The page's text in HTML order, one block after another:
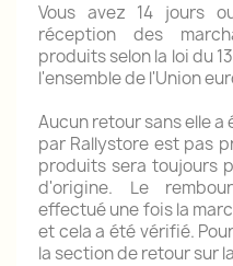
Vous avez 14 jours
réception des
produits selon la loi du
l'ensemble de l'Union
Aucun retour sans elle
par Rallystore est pas
produits sera toujours
d'origine. Le
effectué une fois la
et cela a été vérifié.
la section de retour sur